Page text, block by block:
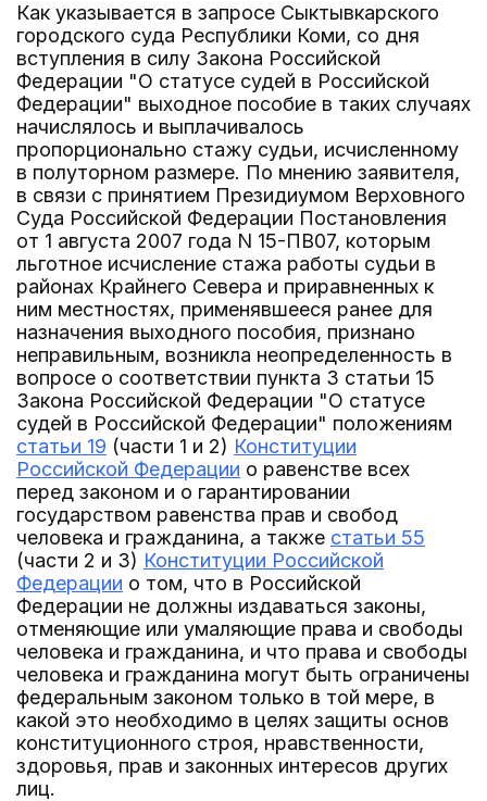
Как указывается в запросе Сыктывкарского
городского суда Республики Коми, со дня
вступления в силу Закона Российской
Федерации "О статусе судей в Российской
Федерации" выходное пособие в таких случаях
начислялось и выплачивалось
пропорционально стажу судьи, исчисленному
в полуторном размере. По мнению заявителя,
в связи с принятием Президиумом Верховного
Суда Российской Федерации Постановления
от 1 августа 2007 года N 15-ПВ07, которым
льготное исчисление стажа работы судьи в
районах Крайнего Севера и приравненных к
ним местностях, применявшееся ранее для
назначения выходного пособия, признано
неправильным, возникла неопределенность в
вопросе о соответствии пункта 3 статьи 15
Закона Российской Федерации "О статусе
судей в Российской Федерации" положениям
статьи 19 (части 1 и 2) Конституции
Российской Федерации о равенстве всех
перед законом и о гарантировании
государством равенства прав и свобод
человека и гражданина, а также статьи 55
(части 2 и 3) Конституции Российской
Федерации о том, что в Российской
Федерации не должны издаваться законы,
отменяющие или умаляющие права и свободы
человека и гражданина, и что права и свободы
человека и гражданина могут быть ограничены
федеральным законом только в той мере, в
какой это необходимо в целях защиты основ
конституционного строя, нравственности,
здоровья, прав и законных интересов других
лиц.